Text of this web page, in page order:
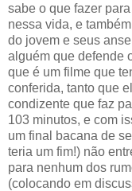
sabe o que fazer
nessa vida, e
do jovem e seus
alguém que defende
que é um filme que
conferida, tanto que
condizente que faz
103 minutos, e com
um final bacana de
teria um fim!) não
para nenhum dos
(colocando em